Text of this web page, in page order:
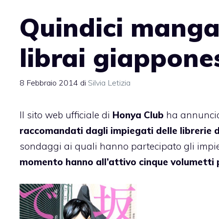
Quindici
librai
8 Febbraio 2014 di Silvia Letizia
Il sito web ufficiale di Honya Club ha
raccomandati dagli impiegati delle librerie
sondaggi ai quali hanno partecipato gli
momento hanno all’attivo cinque volumetti